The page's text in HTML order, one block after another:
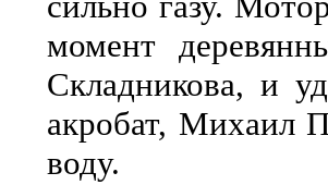
момент
Складникова, и
акробат, Михаил
воду.